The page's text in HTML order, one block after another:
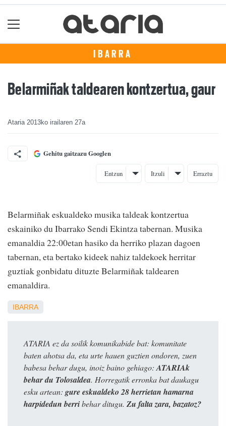
IBARRA
Belarmiñak taldearen kontzertua, gaur
Ataria 2013ko irailaren 27a
Gehitu gaitzazu Googlen
Entzun Itzuli Erraztu
Belarmiñak eskualdeko musika taldeak kontzertua
eskainiko du Ibarrako Sendi Ekintza tabernan. Musika
emanaldia 22:00etan hasiko da herriko plazan dagoen
tabernan, eta bertako kideek nahiz taldekoek herritar
guztiak gonbidatu dituzte Belarmiñak taldearen
emanaldira.
IBARRA
ATARIA ez da soilik komunikabide bat: komunitate
baten ahotsa da, eta urte hauen guztien ondoren, zuen
babesa behar dugu, inoiz baino gehiago: ATARIAk
behar du Tolosaldea. Horregatik erronka bat daukagu
esku artean: gure eskualdeko 28 herrietan hamarna
harpidedun berribehar ditugu. Zu falta zara, bazatoz?